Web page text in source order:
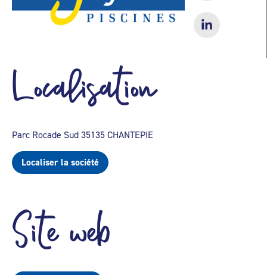
Localisation
Parc Rocade Sud 35135 CHANTEPIE
Localiser la société
Site web